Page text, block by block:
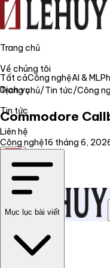
Trang chủ
Về chúng tôi
Dịch vụ
Tin tức
Liên hệ
Trang chủ
Về chúng tôi
Tất cảCông nghệAI & ML
Trang chủ/Tin tức/Công
Commodore
Công nghệ16 tháng 6,
Mục lục bài viết